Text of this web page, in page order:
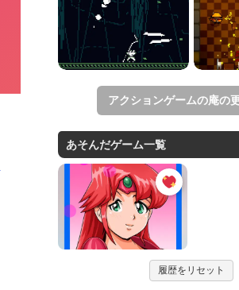
アクションゲームの庵の
あそんだゲーム一覧
履歴をリセット